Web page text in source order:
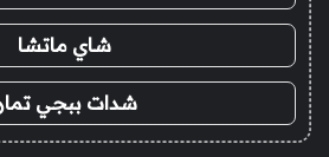
شاي ماتشا
شدات ببجي